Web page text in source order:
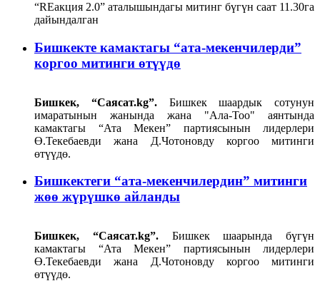
“REакция 2.0” аталышындагы митинг бүгүн саат 11.30га
дайындалган
Бишкекте камактагы “ата-мекенчилерди”
коргоо митинги өтүүдө
Бишкек, “Саясат.kg”.Бишкек шаардык сотунун
имаратынын жанында жана "Ала-Тоо" аянтында
камактагы “Ата Мекен” партиясынын лидерлери
Ө.Текебаевди жана Д.Чотоновду коргоо митинги
өтүүдө.
Бишкектеги “ата-мекенчилердин” митинги
жөө жүрүшкө айланды
Бишкек, “Саясат.kg”.Бишкек шаарында бүгүн
камактагы “Ата Мекен” партиясынын лидерлери
Ө.Текебаевди жана Д.Чотоновду коргоо митинги
өтүүдө.